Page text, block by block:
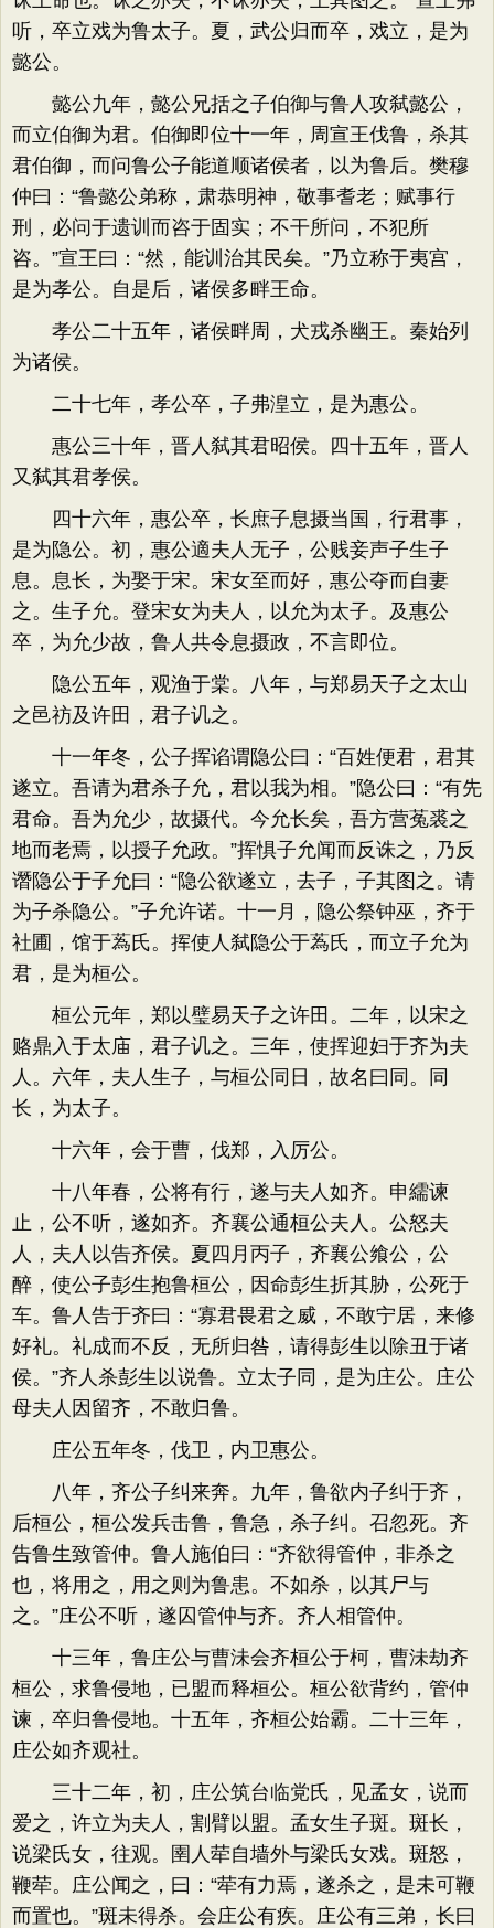
听，卒立戏为鲁太子。夏，武公归而卒，戏立，是为
懿公。
懿公九年，懿公兄括之子伯御与鲁人攻弑懿公，
而立伯御为君。伯御即位十一年，周宣王伐鲁，杀其
君伯御，而问鲁公子能道顺诸侯者，以为鲁后。樊穆
仲曰：“鲁懿公弟称，肃恭明神，敬事耆老；赋事行
刑，必问于遗训而咨于固实；不干所问，不犯所
咨。”宣王曰：“然，能训治其民矣。”乃立称于夷宫，
是为孝公。自是后，诸侯多畔王命。
孝公二十五年，诸侯畔周，犬戎杀幽王。秦始列
为诸侯。
二十七年，孝公卒，子弗湟立，是为惠公。
惠公三十年，晋人弑其君昭侯。四十五年，晋人
又弑其君孝侯。
四十六年，惠公卒，长庶子息摄当国，行君事，
是为隐公。初，惠公適夫人无子，公贱妾声子生子
息。息长，为娶于宋。宋女至而好，惠公夺而自妻
之。生子允。登宋女为夫人，以允为太子。及惠公
卒，为允少故，鲁人共令息摄政，不言即位。
隐公五年，观渔于棠。八年，与郑易天子之太山
之邑祊及许田，君子讥之。
十一年冬，公子挥谄谓隐公曰：“百姓便君，君其
遂立。吾请为君杀子允，君以我为相。”隐公曰：“有先
君命。吾为允少，故摄代。今允长矣，吾方营菟裘之
地而老焉，以授子允政。”挥惧子允闻而反诛之，乃反
谮隐公于子允曰：“隐公欲遂立，去子，子其图之。请
为子杀隐公。”子允许诺。十一月，隐公祭钟巫，齐于
社圃，馆于蒍氏。挥使人弑隐公于蒍氏，而立子允为
君，是为桓公。
桓公元年，郑以璧易天子之许田。二年，以宋之
赂鼎入于太庙，君子讥之。三年，使挥迎妇于齐为夫
人。六年，夫人生子，与桓公同日，故名曰同。同
长，为太子。
十六年，会于曹，伐郑，入厉公。
十八年春，公将有行，遂与夫人如齐。申繻谏
止，公不听，遂如齐。齐襄公通桓公夫人。公怒夫
人，夫人以告齐侯。夏四月丙子，齐襄公飨公，公
醉，使公子彭生抱鲁桓公，因命彭生折其胁，公死于
车。鲁人告于齐曰：“寡君畏君之威，不敢宁居，来修
好礼。礼成而不反，无所归咎，请得彭生以除丑于诸
侯。”齐人杀彭生以说鲁。立太子同，是为庄公。庄公
母夫人因留齐，不敢归鲁。
庄公五年冬，伐卫，内卫惠公。
八年，齐公子纠来奔。九年，鲁欲内子纠于齐，
后桓公，桓公发兵击鲁，鲁急，杀子纠。召忽死。齐
告鲁生致管仲。鲁人施伯曰：“齐欲得管仲，非杀之
也，将用之，用之则为鲁患。不如杀，以其尸与
之。”庄公不听，遂囚管仲与齐。齐人相管仲。
十三年，鲁庄公与曹沬会齐桓公于柯，曹沬劫齐
桓公，求鲁侵地，已盟而释桓公。桓公欲背约，管仲
谏，卒归鲁侵地。十五年，齐桓公始霸。二十三年，
庄公如齐观社。
三十二年，初，庄公筑台临党氏，见孟女，说而
爱之，许立为夫人，割臂以盟。孟女生子斑。斑长，
说梁氏女，往观。圉人荦自墙外与梁氏女戏。斑怒，
鞭荦。庄公闻之，曰：“荦有力焉，遂杀之，是未可鞭
而置也。”斑未得杀。会庄公有疾。庄公有三弟，长曰